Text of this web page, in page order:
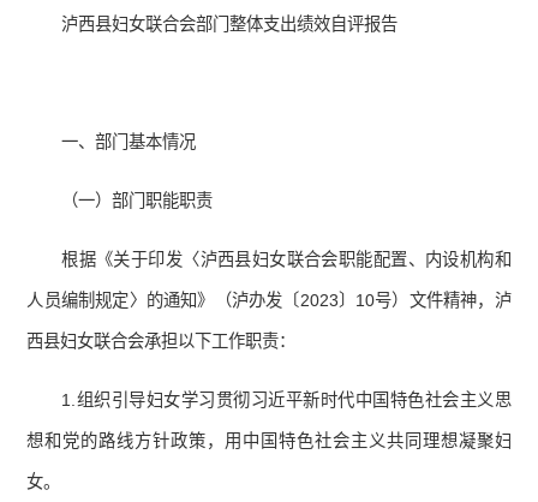
泸西县妇女联合会部门整体支出绩效自评报告
一、部门基本情况
（一）部门职能职责
根据《关于印发〈泸西县妇女联合会职能配置、内设机构和
人员编制规定〉的通知》（泸办发〔2023〕10号）文件精神，泸
西县妇女联合会承担以下工作职责：
1.组织引导妇女学习贯彻习近平新时代中国特色社会主义思
想和党的路线方针政策，用中国特色社会主义共同理想凝聚妇
女。